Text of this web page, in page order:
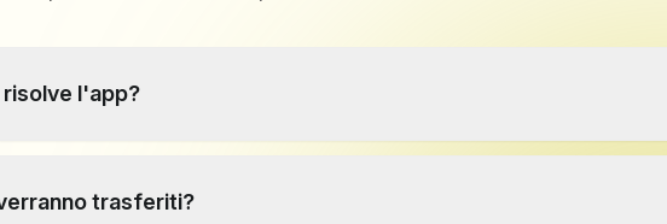
risolve l'app?
siano documentate e reperibili in modo permanente.
trasferiti?